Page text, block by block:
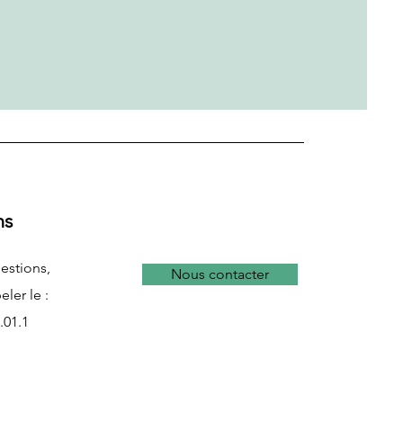
le :
Nous contacter